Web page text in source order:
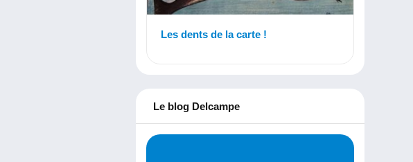
Les dents de la carte !
Le blog Delcampe